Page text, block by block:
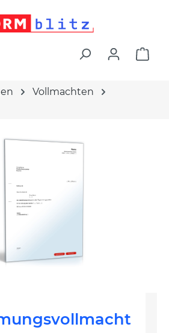
Vollmachten